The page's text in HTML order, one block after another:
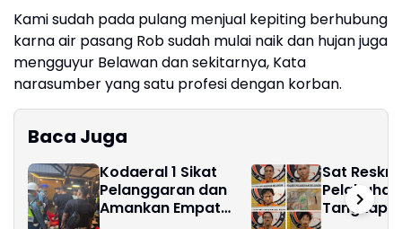
Kami sudah pada pulang menjual kepiting berhubung
karna air pasang Rob sudah mulai naik dan hujan juga
mengguyur Belawan dan sekitarnya, Kata
narasumber yang satu profesi dengan korban.
Baca Juga
Kodaeral 1 Sikat
Pelanggaran dan
Amankan Empat
Sat
Tangkap